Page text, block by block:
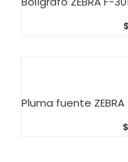
$
Pluma fuente
$